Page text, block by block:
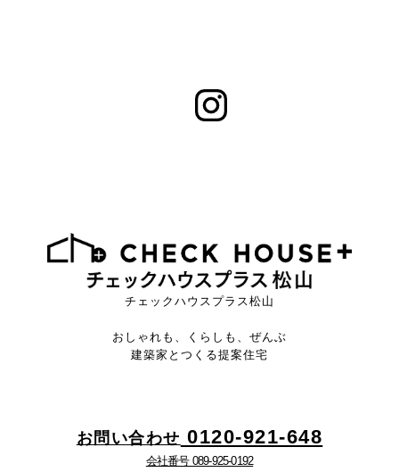
チェックハウスプラス松山
おしゃれも、くらしも、ぜんぶ
建築家とつくる提案住宅
お問い合わせ 0120-921-648
会社番号 089-925-0192